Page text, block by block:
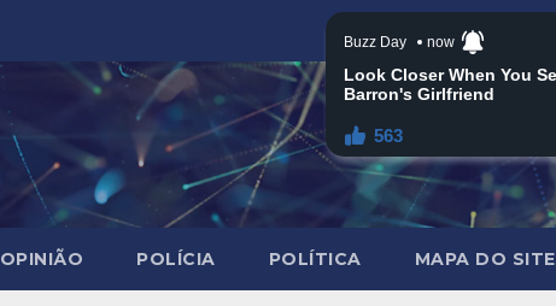
OPINIÃO POLÍCIA POLÍTICA MAPA DO SITE